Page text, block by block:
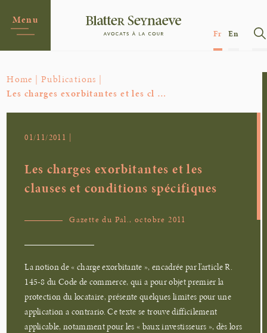
Menu
Fr En
Home | Publications |
Les charges exorbitantes et les cl …
01/11/2011 |
Les charges exorbitantes et les
clauses et conditions spécifiques
Gazette du Pal., octobre 2011
La notion de « charge exorbitante », encadrée par l’article R.
145-8 du Code de commerce, qui a pour objet premier la
protection du locataire, présente quelques limites pour une
application a contrario. Ce texte se trouve difficilement
applicable, notamment pour les « baux investisseurs », dès lors